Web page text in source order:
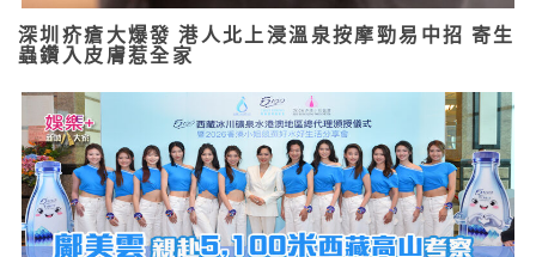
深圳疥瘡大爆發 港人北上浸溫泉按摩勁易中招 寄生
蟲鑽入皮膚惹全家